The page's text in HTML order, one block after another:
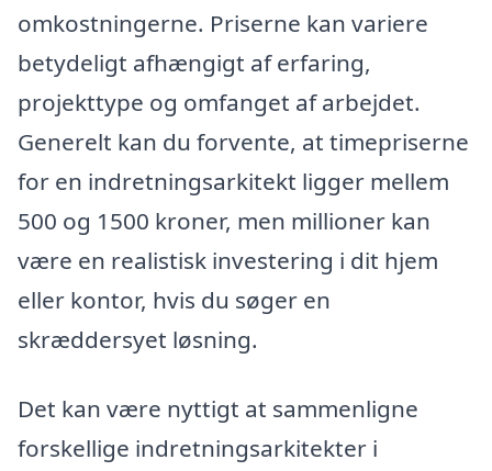
omkostningerne. Priserne kan variere
betydeligt afhængigt af erfaring,
projekttype og omfanget af arbejdet.
Generelt kan du forvente, at timepriserne
for en indretningsarkitekt ligger mellem
500 og 1500 kroner, men millioner kan
være en realistisk investering i dit hjem
eller kontor, hvis du søger en
skræddersyet løsning.
Det kan være nyttigt at sammenligne
forskellige indretningsarkitekter i